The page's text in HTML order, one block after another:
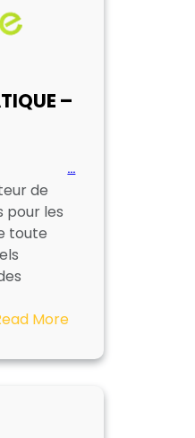
–
…
de
pour les
toute
More:
INFORMATIQUE